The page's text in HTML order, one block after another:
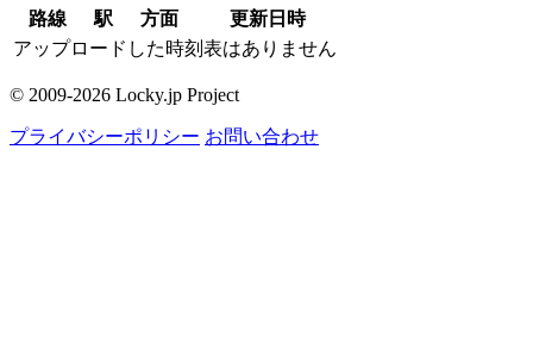
路線 駅 方面
更新日時
アップロードした時刻表はありません
© 2009-2026 Locky.jp Project
プライバシーポリシー お問い合わせ